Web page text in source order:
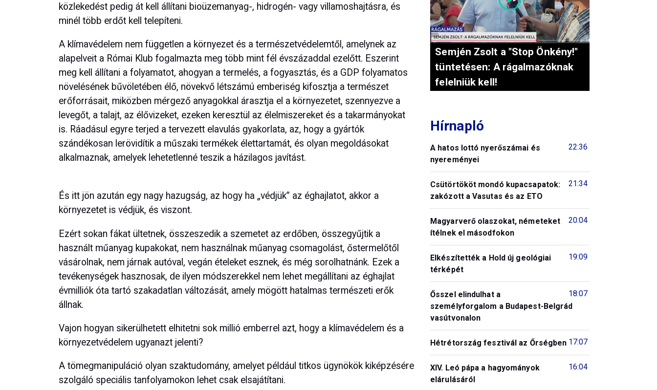
közlekedést pedig át kell állítani bioüzemanyag-, hidrogén- vagy villamoshajtásra, és
minél több erdőt kell telepíteni.
A klímavédelem nem független a környezet és a természetvédelemtől, amelynek az
alapelveit a Római Klub fogalmazta meg több mint fél évszázaddal ezelőtt. Eszerint
meg kell állítani a folyamatot, ahogyan a termelés, a fogyasztás, és a GDP folyamatos
növelésének bűvöletében élő, növekvő létszámú emberiség kifosztja a természet
erőforrásait, miközben mérgező anyagokkal árasztja el a környezetet, szennyezve a
levegőt, a talajt, az élővizeket, ezeken keresztül az élelmiszereket és a takarmányokat
is. Ráadásul egyre terjed a tervezett elavulás gyakorlata, az, hogy a gyártók
szándékosan lerövidítik a műszaki termékek élettartamát, és olyan megoldásokat
alkalmaznak, amelyek lehetetlenné teszik a házilagos javítást.
És itt jön azután egy nagy hazugság, az hogy ha „védjük” az éghajlatot, akkor a
környezetet is védjük, és viszont.
Ezért sokan fákat ültetnek, összeszedik a szemetet az erdőben, összegyűjtik a
használt műanyag kupakokat, nem használnak műanyag csomagolást, őstermelőtől
vásárolnak, nem járnak autóval, vegán ételeket esznek, és még sorolhatnánk. Ezek a
tevékenységek hasznosak, de ilyen módszerekkel nem lehet megállítani az éghajlat
évmilliók óta tartó szakadatlan változását, amely mögött hatalmas természeti erők
állnak.
Vajon hogyan sikerülhetett elhitetni sok millió emberrel azt, hogy a klímavédelem és a
környezetvédelem ugyanazt jelenti?
A tömegmanipuláció olyan szaktudomány, amelyet például titkos ügynökök kiképzésére
szolgáló speciális tanfolyamokon lehet csak elsajátítani.
Semjén Zsolt a "Stop Önkény!"
tüntetésen: A rágalmazóknak
felelniük kell!
Hírnapló
22:36
A hatos lottó nyerőszámai és
nyereményei
21:34
Csütörtököt mondó kupacsapatok:
zakózott a Vasutas és az ETO
20:04
Magyarverő olaszokat, németeket
ítélnek el másodfokon
19:09
Elkészítették a Hold új geológiai
térképét
18:07
Ősszel elindulhat a
személyforgalom a Budapest-Belgrád
vasútvonalon
17:07
Hétrétország fesztivál az Őrségben
16:04
XIV. Leó pápa a hagyományok
elárulásáról